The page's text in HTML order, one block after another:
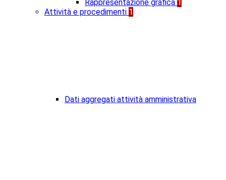
Rappresentazione grafica 1
Attività e procedimenti 1
Dati aggregati attività amministrativa